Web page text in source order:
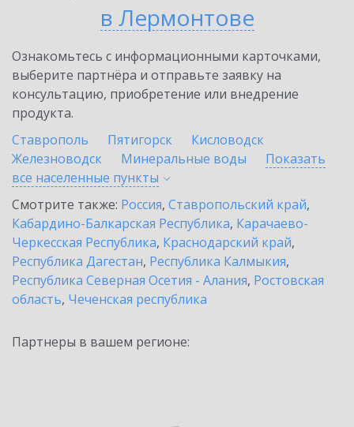
в Лермонтове
Ознакомьтесь с информационными карточками,
выберите партнёра и отправьте заявку на
консультацию, приобретение или внедрение
продукта.
Ставрополь
Пятигорск
Кисловодск
Железноводск
Минеральные воды
Показать
все населенные пункты
Смотрите также: Россия, Ставропольский край,
Кабардино-Балкарская Республика, Карачаево-
Черкесская Республика, Краснодарский край,
Республика Дагестан, Республика Калмыкия,
Республика Северная Осетия - Алания, Ростовская
область, Чеченская республика
Партнеры в вашем регионе: